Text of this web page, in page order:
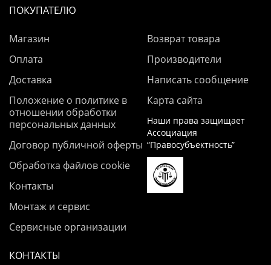
ПОКУПАТЕЛЮ
Магазин
Оплата
Доставка
Положение о политике в
отношении обработки
персональных данных
Договор публичной оферты
Обработка файлов cookie
Контакты
Монтаж и сервис
Сервисные организации
Возврат товара
Производители
Написать сообщение
Карта сайта
Наши права защищает
Ассоциация
“Правосубъектность”
КОНТАКТЫ